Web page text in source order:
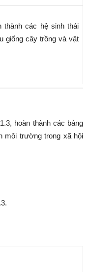
các hệ sinh thái
giống cây trồng và vật
hoàn thành các bảng
môi trường trong xã hội